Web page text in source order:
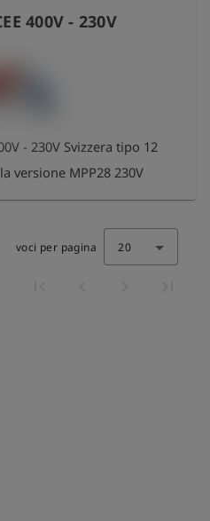
400V - 230V
- 230V Svizzera tipo 12
versione MPP28 230V
voci per pagina 20